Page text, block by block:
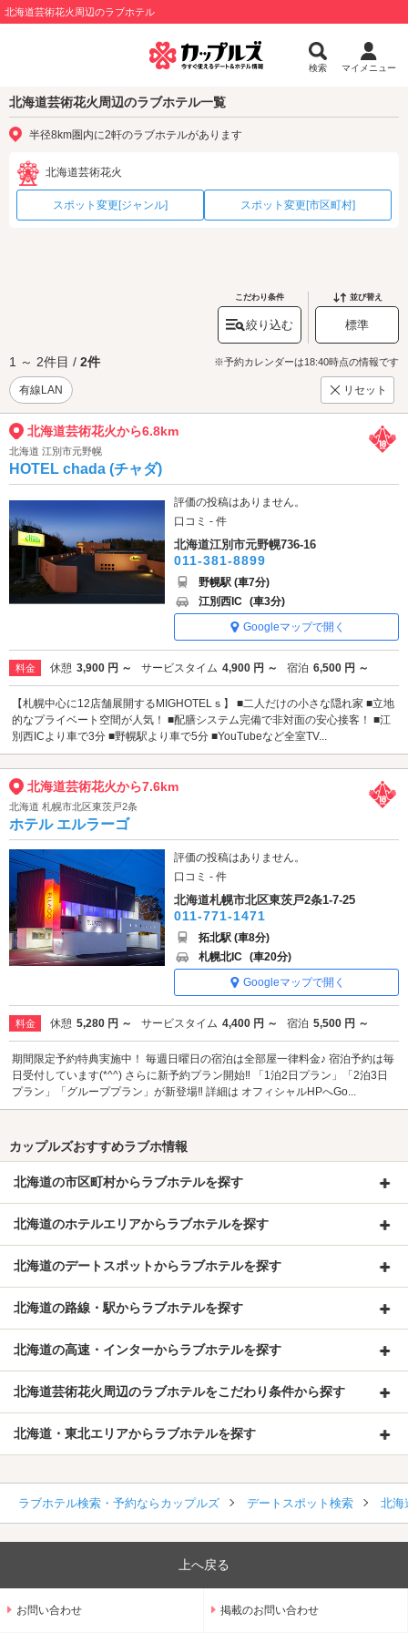
北海道芸術花火周辺のラブホテル
検索 マイメニュー
北海道芸術花火周辺のラブホテル一覧
半径8km圏内に2軒のラブホテルがあります
北海道芸術花火
スポット変更[ジャンル] スポット変更[市区町村]
こだわり条件
絞り込む
並び替え
標準
1 ～ 2件目 / 2件 ※予約カレンダーは18:40時点の情報です
有線LAN リセット
北海道芸術花火から6.8km
北海道 江別市元野幌
HOTEL chada (チャダ)
評価の投稿はありません。
口コミ - 件
北海道江別市元野幌736-16
011-381-8899
野幌駅 (車7分)
江別西IC (車3分)
Googleマップで開く
料金 休憩 3,900 円 ～ サービスタイム 4,900 円 ～ 宿泊 6,500 円 ～
【札幌中心に12店舗展開するMIGHOTELｓ】 ■二人だけの小さな隠れ家 ■立地
的なプライベート空間が人気！ ■配膳システム完備で非対面の安心接客！ ■江
別西ICより車で3分 ■野幌駅より車で5分 ■YouTubeなど全室TV...
北海道芸術花火から7.6km
北海道 札幌市北区東茨戸2条
ホテル エルラーゴ
評価の投稿はありません。
口コミ - 件
北海道札幌市北区東茨戸2条1-7-25
011-771-1471
拓北駅 (車8分)
札幌北IC (車20分)
Googleマップで開く
料金 休憩 5,280 円 ～ サービスタイム 4,400 円 ～ 宿泊 5,500 円 ～
期間限定予約特典実施中！ 毎週日曜日の宿泊は全部屋一律料金♪ 宿泊予約は毎
日受付しています(*^^) さらに新予約プラン開始‼ 「1泊2日プラン」「2泊3日
プラン」「グループプラン」が新登場‼ 詳細は オフィシャルHPへGo...
カップルズおすすめラブホ情報
北海道の市区町村からラブホテルを探す
北海道のホテルエリアからラブホテルを探す
北海道のデートスポットからラブホテルを探す
北海道の路線・駅からラブホテルを探す
北海道の高速・インターからラブホテルを探す
北海道芸術花火周辺のラブホテルをこだわり条件から探す
北海道・東北エリアからラブホテルを探す
ラブホテル検索・予約ならカップルズ デートスポット検索 北海
上へ戻る
お問い合わせ 掲載のお問い合わせ